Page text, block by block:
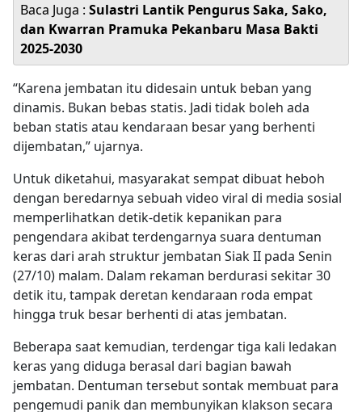
Baca Juga : Sulastri Lantik Pengurus Saka, Sako,
dan Kwarran Pramuka Pekanbaru Masa Bakti
2025-2030
“Karena jembatan itu didesain untuk beban yang
dinamis. Bukan bebas statis. Jadi tidak boleh ada
beban statis atau kendaraan besar yang berhenti
dijembatan,” ujarnya.
Untuk diketahui, masyarakat sempat dibuat heboh
dengan beredarnya sebuah video viral di media sosial
memperlihatkan detik-detik kepanikan para
pengendara akibat terdengarnya suara dentuman
keras dari arah struktur jembatan Siak II pada Senin
(27/10) malam. Dalam rekaman berdurasi sekitar 30
detik itu, tampak deretan kendaraan roda empat
hingga truk besar berhenti di atas jembatan.
Beberapa saat kemudian, terdengar tiga kali ledakan
keras yang diduga berasal dari bagian bawah
jembatan. Dentuman tersebut sontak membuat para
pengemudi panik dan membunyikan klakson secara